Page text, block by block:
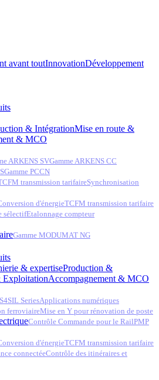
avant toutInnovationDéveloppement
& IntégrationMise en route &
& MCO
ARKENS SVGamme ARKENS CC
Gamme PCCN
transmission tarifaireSynchronisation
d'énergieTCFM transmission tarifaire
sélectifEtalonnage compteur
Gamme MODUMAT NG
& expertiseProduction &
ExploitationAccompagnement & MCO
SeriesApplications numériques
ferroviaireMise en Y pour rénovation de poste
Contrôle Commande pour le RailPMP
d'énergieTCFM transmission tarifaire
connectéeContrôle des itinéraires et